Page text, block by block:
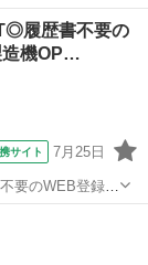
代～40代のス
履歴書不要の
造機OP…
サイト 7月25日
要のWEB登録
越中荏原周辺！